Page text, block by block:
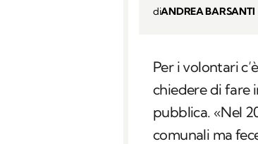
diANDREA BARSANTI
Per i volontari
chiedere di fare
pubblica. «Nel
comunali ma